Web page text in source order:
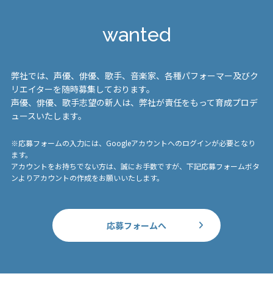
wanted
弊社では、声優、俳優、歌手、音楽家、各種パフォーマー及びク
リエイターを随時募集しております。
声優、俳優、歌手志望の新人は、弊社が責任をもって育成プロデ
ュースいたします。
※応募フォームの入力には、Googleアカウントへのログインが必要となり
ます。
アカウントをお持ちでない方は、誠にお手数ですが、下記応募フォームボタ
ンよりアカウントの作成をお願いいたします。
応募フォームへ